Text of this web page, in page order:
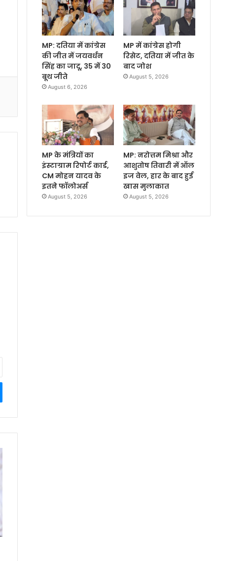
MP: दतिया में कांग्रेस
की जीत में जयवर्धन
सिंह का जादू, 35 में 30
बूथ जीते
August 6, 2026
MP में कांग्रेस होगी
रिसेट, दतिया में जीत के
बाद जोश
August 5, 2026
MP के मंत्रियों का
इंस्टाग्राम रिपोर्ट कार्ड,
CM मोहन यादव के
इतने फॉलोअर्स
August 5, 2026
MP: नरोत्तम मिश्रा और
आशुतोष तिवारी में ऑल
इज वेल, हार के बाद हुई
खास मुलाकात
August 5, 2026